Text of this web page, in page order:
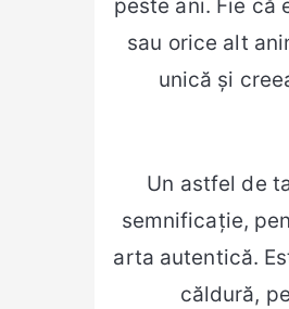
peste ani. Fie că
sau orice alt
unică și
Un astfel de
semnificație,
arta autentică.
căldură,